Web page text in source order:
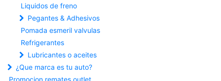
Liquidos de freno
Pegantes & Adhesivos
Pomada esmeril valvulas
Refrigerantes
Lubricantes o aceites
¿Que marca es tu auto?
Promocion remates outlet